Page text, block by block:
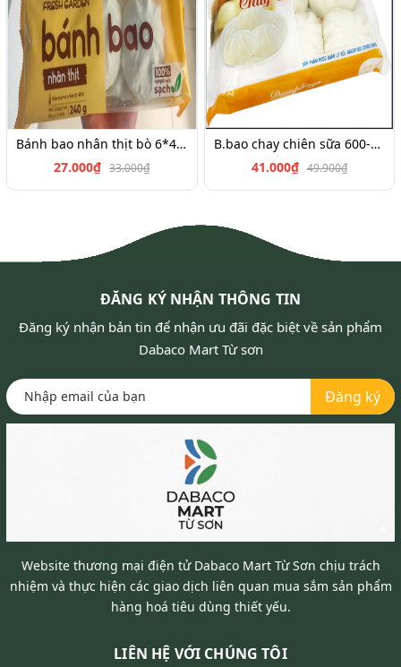
Bánh bao nhân thịt bò 6*45g
27.000₫ 33.000₫
B.bao chay chiên sữa 600-700g
41.000₫ 49.900₫
ĐĂNG KÝ NHẬN THÔNG TIN
Đăng ký nhận bản tin để nhận ưu đãi đặc biệt về sản phẩm
Dabaco Mart Từ sơn
Đăng ký
Website thương mại điện tử Dabaco Mart Từ Sơn chịu trách
nhiệm và thực hiện các giao dịch liên quan mua sắm sản phẩm
hàng hoá tiêu dùng thiết yếu.
LIÊN HỆ VỚI CHÚNG TÔI